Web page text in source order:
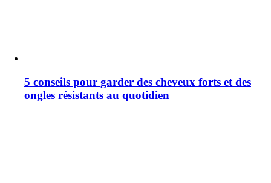
5 conseils pour garder des cheveux forts et des
ongles résistants au quotidien